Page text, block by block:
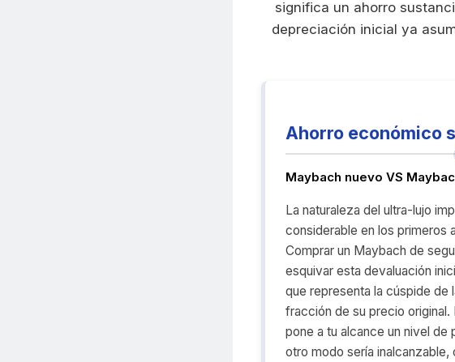
significa un ahorro
depreciación inicial ya
Ahorro económico
Maybach nuevo VS
La naturaleza del ultra-lujo
considerable en los primeros
Comprar un Maybach de
esquivar esta devaluación
que representa la cúspide de
fracción de su precio original.
pone a tu alcance un nivel
otro modo sería